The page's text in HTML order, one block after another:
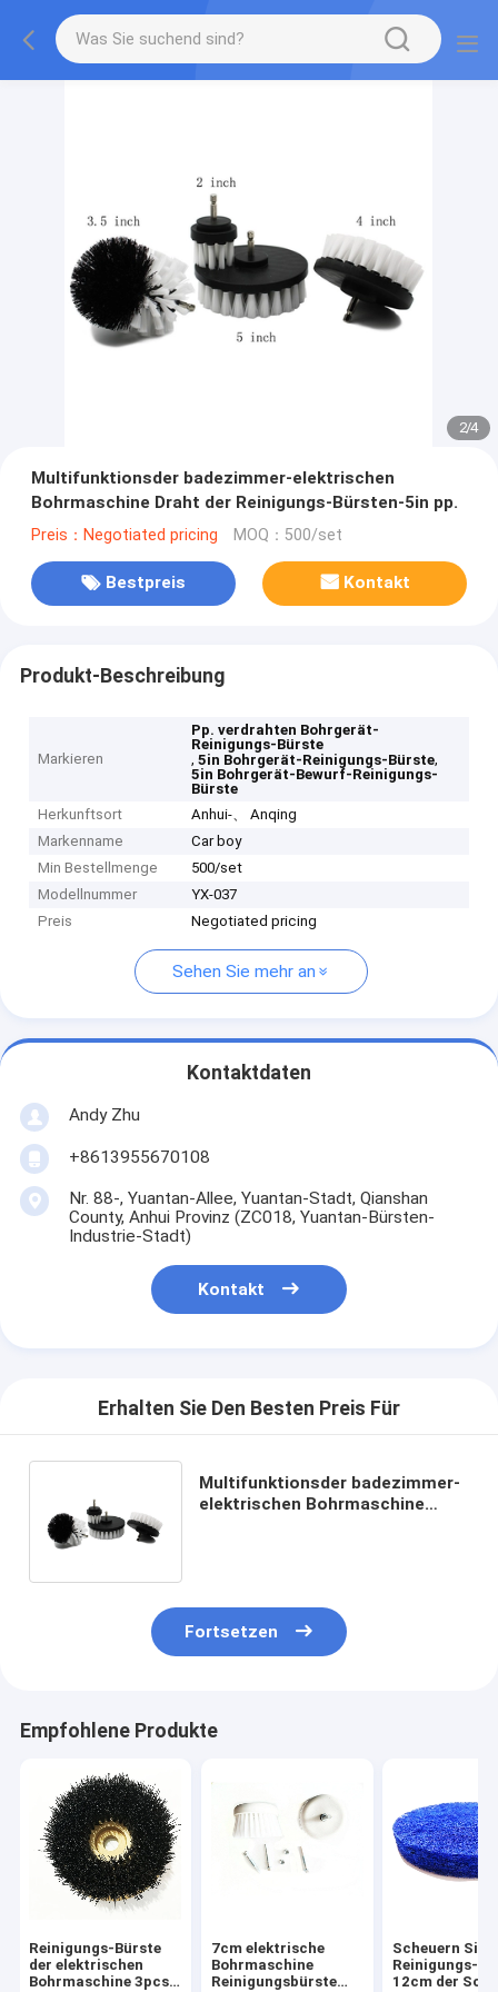
2/4
Multifunktionsder badezimmer-elektrischen
Bohrmaschine Draht der Reinigungs-Bürsten-5in pp.
Preis：Negotiated pricing MOQ：500/set
Bestpreis Kontakt
Produkt-Beschreibung
Markieren
Pp. verdrahten Bohrgerät-
Reinigungs-Bürste
,5in Bohrgerät-Reinigungs-Bürste,
5in Bohrgerät-Bewurf-Reinigungs-
Bürste
Herkunftsort
Anhui-、 Anqing
Markenname
Car boy
Min Bestellmenge
500/set
Modellnummer
YX-037
Preis
Negotiated pricing
Sehen Sie mehr an
Kontaktdaten
Andy Zhu
+8613955670108
Nr. 88-, Yuantan-Allee, Yuantan-Stadt, Qianshan
County, Anhui Provinz (ZC018, Yuantan-Bürsten-
Industrie-Stadt)
Kontakt
Erhalten Sie Den Besten Preis Für
Multifunktionsder badezimmer-
elektrischen Bohrmaschine
Fortsetzen
Empfohlene Produkte
Reinigungs-Bürste
der elektrischen
Bohrmaschine 3pcs
7cm elektrische
Bohrmaschine
Reinigungsbürste
Scheuern Sie
Reinigungs-
12cm der